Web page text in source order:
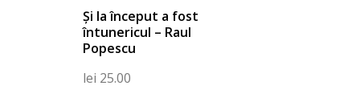
Și la început a fost
întunericul – Raul
Popescu
lei 25.00